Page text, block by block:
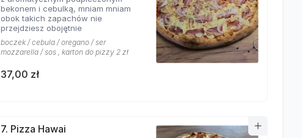
bekonem i cebulką, mniam mniam
obok takich zapachów nie
przejdziesz obojętnie
boczek / cebula / oregano / ser
mozzarella / sos , karton do pizzy 2 zł
37,00 zł
7. Pizza Hawai